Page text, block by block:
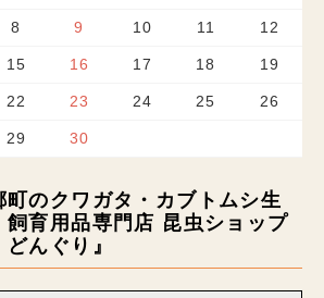
8 9 10 11 12
15 16 17 18 19
22 23 24 25 26
29 30
町のクワガタ・カブトムシ生
飼育用品専門店 昆虫ショップ
んぐり』